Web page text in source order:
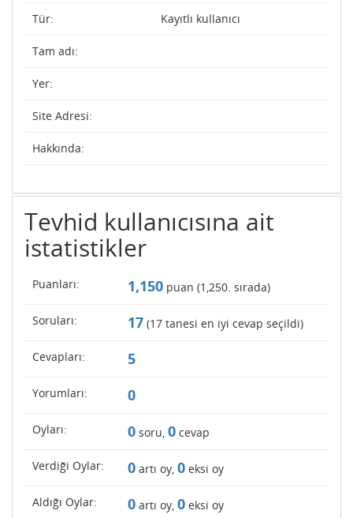
Tür: Kayıtlı kullanıcı
Tam adı:
Yer:
Site Adresi:
Hakkında:
Tevhid kullanıcısına ait
istatistikler
Puanları: 1,150 puan (1,250. sırada)
Soruları: 17 (17 tanesi en iyi cevap seçildi)
Cevapları: 5
Yorumları: 0
Oyları: 0 soru, 0 cevap
Verdiği Oylar: 0 artı oy, 0 eksi oy
Aldığı Oylar: 0 artı oy, 0 eksi oy